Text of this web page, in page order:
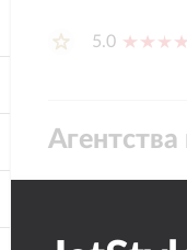
5.0
Агентства